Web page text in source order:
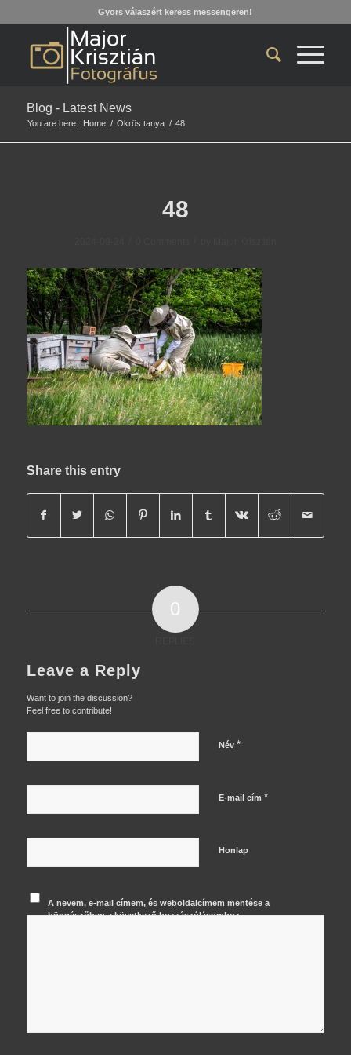
Gyors válaszért keress messengeren!
Blog - Latest News
You are here: Home / Ökrös tanya / 48
48
Share this entry
0
Leave a Reply
Want to join the discussion?
Feel free to contribute!
Név *
E-mail cím *
Honlap
A nevem, e-mail címem, és weboldalcímem mentése a
böngészőben a következő hozzászólásomhoz.